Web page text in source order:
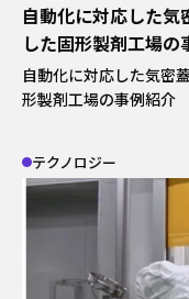
自動化に対応した
した固形製剤工場の
自動化に対応した気密
形製剤工場の事例紹介
テクノロジー